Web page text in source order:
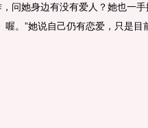
她身边有没有爱人？她也一手
喔。”她说自己仍有恋爱，只是目